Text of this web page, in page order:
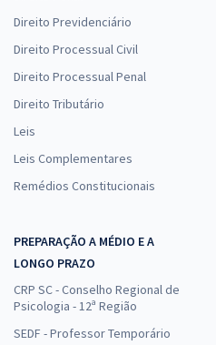
Direito Previdenciário
Direito Processual Civil
Direito Processual Penal
Direito Tributário
Leis
Leis Complementares
Remédios Constitucionais
PREPARAÇÃO A MÉDIO E A
LONGO PRAZO
CRP SC - Conselho Regional de
Psicologia - 12ª Região
SEDF - Professor Temporário